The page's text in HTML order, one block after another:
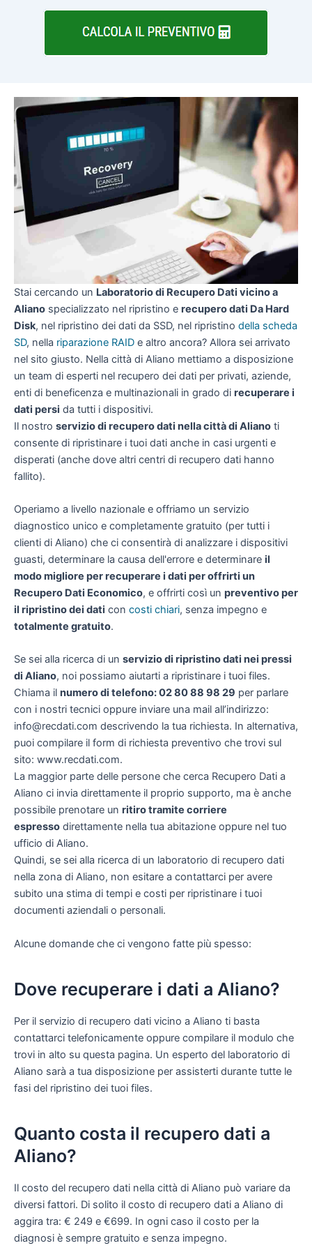
Stai cercando un Laboratorio di Recupero Dati vicino a
Aliano specializzato nel ripristino e recupero dati Da Hard
Disk, nel ripristino dei dati da SSD, nel ripristino della scheda
SD, nella riparazione RAID e altro ancora? Allora sei arrivato
nel sito giusto. Nella città di Aliano mettiamo a disposizione
un team di esperti nel recupero dei dati per privati, aziende,
enti di beneficenza e multinazionali in grado di recuperare i
dati persi da tutti i dispositivi.
Il nostro servizio di recupero dati nella città di Aliano ti
consente di ripristinare i tuoi dati anche in casi urgenti e
disperati (anche dove altri centri di recupero dati hanno
fallito).
Operiamo a livello nazionale e offriamo un servizio
diagnostico unico e completamente gratuito (per tutti i
clienti di Aliano) che ci consentirà di analizzare i dispositivi
guasti, determinare la causa dell'errore e determinare il
modo migliore per recuperare i dati per offrirti un
Recupero Dati Economico, e offrirti così un preventivo per
il ripristino dei dati con costi chiari, senza impegno e
totalmente gratuito.
Se sei alla ricerca di un servizio di ripristino dati nei pressi
di Aliano, noi possiamo aiutarti a ripristinare i tuoi files.
Chiama il numero di telefono: 02 80 88 98 29 per parlare
con i nostri tecnici oppure inviare una mail all’indirizzo:
info@recdati.com descrivendo la tua richiesta. In alternativa,
puoi compilare il form di richiesta preventivo che trovi sul
sito: www.recdati.com.
La maggior parte delle persone che cerca Recupero Dati a
Aliano ci invia direttamente il proprio supporto, ma è anche
possibile prenotare un ritiro tramite corriere
espresso direttamente nella tua abitazione oppure nel tuo
ufficio di Aliano.
Quindi, se sei alla ricerca di un laboratorio di recupero dati
nella zona di Aliano, non esitare a contattarci per avere
subito una stima di tempi e costi per ripristinare i tuoi
documenti aziendali o personali.
Alcune domande che ci vengono fatte più spesso:
Dove recuperare i dati a Aliano?
Per il servizio di recupero dati vicino a Aliano ti basta
contattarci telefonicamente oppure compilare il modulo che
trovi in alto su questa pagina. Un esperto del laboratorio di
Aliano sarà a tua disposizione per assisterti durante tutte le
fasi del ripristino dei tuoi files.
Quanto costa il recupero dati a
Aliano?
Il costo del recupero dati nella città di Aliano può variare da
diversi fattori. Di solito il costo di recupero dati a Aliano di
aggira tra: € 249 e €699. In ogni caso il costo per la
diagnosi è sempre gratuito e senza impegno.